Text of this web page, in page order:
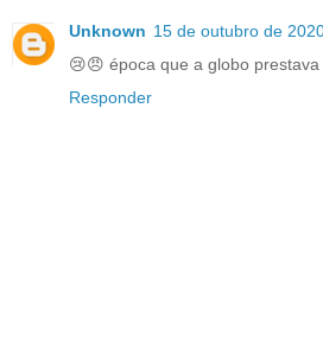
Unknown 15 de outubro de
😢😠 época que a globo prestava
Responder